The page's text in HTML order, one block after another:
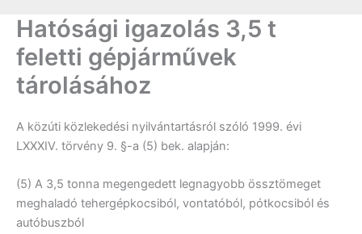
Hatósági igazolás 3,5 t
feletti gépjárművek
tárolásához
A közúti közlekedési nyilvántartásról szóló 1999. évi
LXXXIV. törvény 9. §-a (5) bek. alapján:
(5) A 3,5 tonna megengedett legnagyobb össztömeget
meghaladó tehergépkocsiból, vontatóból, pótkocsiból és
autóbuszból